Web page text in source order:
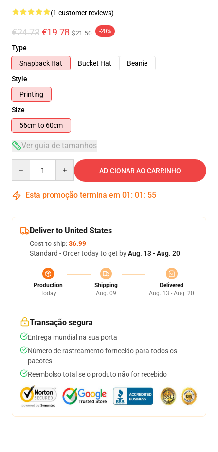
(1 customer reviews)
€24.73 €19.78 $21.50 -20%
Type
Snapback Hat
Bucket Hat
Beanie
Style
Printing
Size
56cm to 60cm
Ver guia de tamanhos
ADICIONAR AO CARRINHO
Esta promoção termina em 01 : 01 : 54
Deliver to United States
Cost to ship:$6.99
Standard - Order today to get byAug. 13 - Aug. 20
Production
Today
Shipping
Aug. 09
Delivered
Aug. 13 - Aug. 20
Transação segura
Entrega mundial na sua porta
Número de rastreamento fornecido para todos os
pacotes
Reembolso total se o produto não for recebido